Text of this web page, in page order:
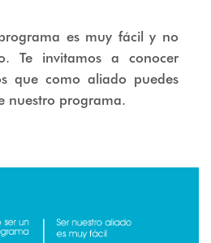
es muy fácil y no
Te invitamos a conocer
que como aliado puedes
nuestro programa.